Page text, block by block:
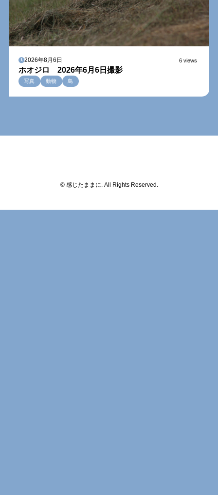
2026年8月6日 6 views
ホオジロ 2026年6月6日撮影
写真 動物 鳥
© 感じたままに. All Rights Reserved.